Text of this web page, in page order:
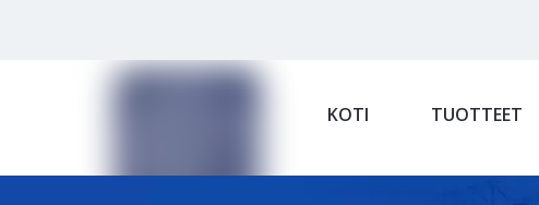
KOTI TUOTTEET